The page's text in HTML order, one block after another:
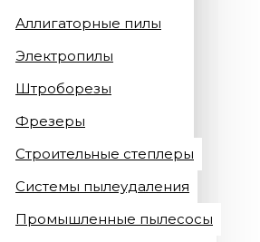
Аллигаторные пилы
Электропилы
Штроборезы
Фрезеры
Строительные степлеры
Системы пылеудаления
Промышленные пылесосы